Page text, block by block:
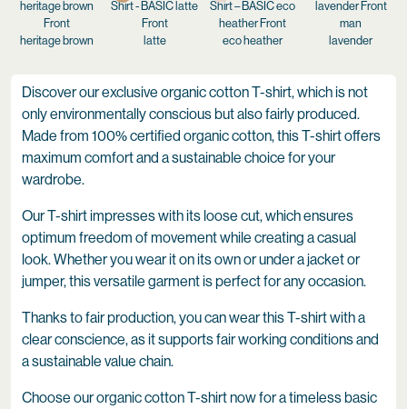
heritage brown latte eco heather lavender
Discover our exclusive organic cotton T-shirt, which is not
only environmentally conscious but also fairly produced.
Made from 100% certified organic cotton, this T-shirt offers
maximum comfort and a sustainable choice for your
wardrobe.
Our T-shirt impresses with its loose cut, which ensures
optimum freedom of movement while creating a casual
look. Whether you wear it on its own or under a jacket or
jumper, this versatile garment is perfect for any occasion.
Thanks to fair production, you can wear this T-shirt with a
clear conscience, as it supports fair working conditions and
a sustainable value chain.
Choose our organic cotton T-shirt now for a timeless basic